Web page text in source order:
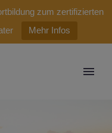
zum zertifizierten
Mehr Infos
check